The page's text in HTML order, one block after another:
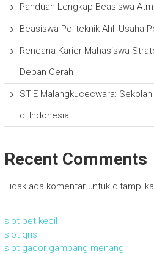
Panduan Lengkap Beasiswa
Beasiswa Politeknik Ahli Usaha
Rencana Karier Mahasiswa
Depan Cerah
STIE Malangkucecwara:
di Indonesia
Recent Comments
Tidak ada komentar untuk
slot bet kecil
slot qris
slot gacor gampang menang